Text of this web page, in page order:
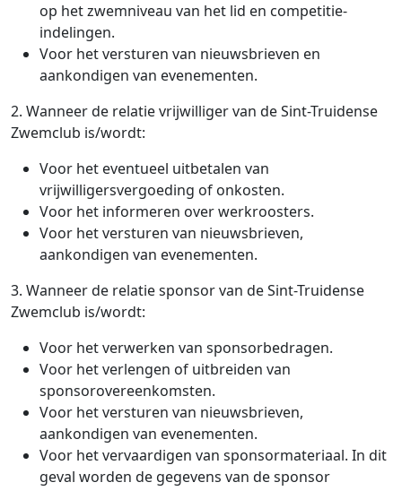
op het zwemniveau van het lid en competitie-
indelingen.
Voor het versturen van nieuwsbrieven en
aankondigen van evenementen.
2. Wanneer de relatie vrijwilliger van de Sint-Truidense
Zwemclub is/wordt:
Voor het eventueel uitbetalen van
vrijwilligersvergoeding of onkosten.
Voor het informeren over werkroosters.
Voor het versturen van nieuwsbrieven,
aankondigen van evenementen.
3. Wanneer de relatie sponsor van de Sint-Truidense
Zwemclub is/wordt:
Voor het verwerken van sponsorbedragen.
Voor het verlengen of uitbreiden van
sponsorovereenkomsten.
Voor het versturen van nieuwsbrieven,
aankondigen van evenementen.
Voor het vervaardigen van sponsormateriaal. In dit
geval worden de gegevens van de sponsor